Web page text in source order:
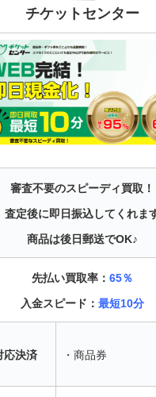
チケットセンター
審査不要のスピーディ買取！
査定後に即日振込してくれま
商品は後日郵送でOK♪
先払い買取率： 65％
入金スピード： 最短10分
応決済 ・商品券